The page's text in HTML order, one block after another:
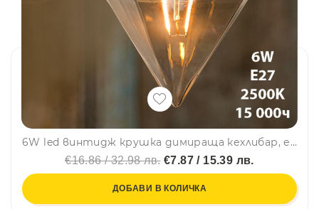
6W led винтидж крушка димираща кехлибар, енергоспестяваща, рубин, BF22
€16.86 / 32.98 лв.€7.87 / 15.39 лв.
ДОБАВИ В КОЛИЧКА